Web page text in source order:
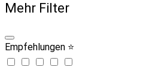
Mehr Filter
Empfehlungen ⭐